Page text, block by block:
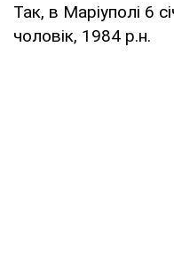
Так, в Маріуполі 6
чоловік, 1984 р.н.